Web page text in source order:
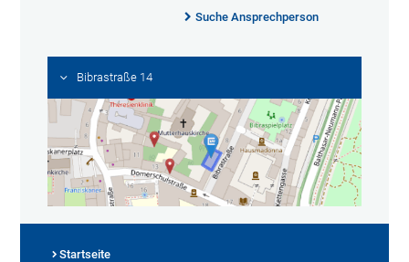
Suche Ansprechperson
Bibrastraße 14
Startseite